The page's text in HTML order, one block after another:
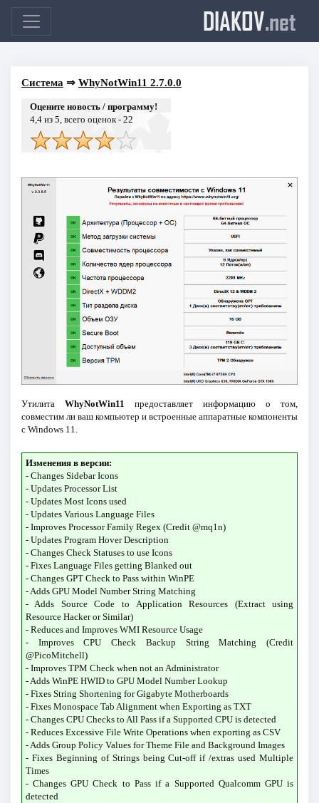
DIAKOV.net
Система ⇒ WhyNotWin11 2.7.0.0
Оцените новость / программу!
4,4из 5, всего оценок - 22
Утилита WhyNotWin11 предоставляет информацию о том,
совместим ли ваш компьютер и встроенные аппаратные компоненты
с Windows 11.
Изменения в версии:
- Changes Sidebar Icons
- Updates Processor List
- Updates Most Icons used
- Updates Various Language Files
- Improves Processor Family Regex (Credit @mq1n)
- Updates Program Hover Description
- Changes Check Statuses to use Icons
- Fixes Language Files getting Blanked out
- Changes GPT Check to Pass within WinPE
- Adds GPU Model Number String Matching
- Adds Source Code to Application Resources (Extract using
Resource Hacker or Similar)
- Reduces and Improves WMI Resource Usage
- Improves CPU Check Backup String Matching (Credit
@PicoMitchell)
- Improves TPM Check when not an Administrator
- Adds WinPE HWID to GPU Model Number Lookup
- Fixes String Shortening for Gigabyte Motherboards
- Fixes Monospace Tab Alignment when Exporting as TXT
- Changes CPU Checks to All Pass if a Supported CPU is detected
- Reduces Excessive File Write Operations when exporting as CSV
- Adds Group Policy Values for Theme File and Background Images
- Fixes Beginning of Strings being Cut-off if /extras used Multiple
Times
- Changes GPU Check to Pass if a Supported Qualcomm GPU is
detected